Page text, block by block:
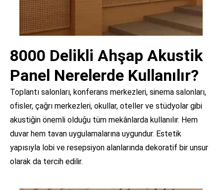
8000 Delikli Ahşap Akustik
Panel Nerelerde Kullanılır?
Toplantı salonları, konferans merkezleri, sinema salonları,
ofisler, çağrı merkezleri, okullar, oteller ve stüdyolar gibi
akustiğin önemli olduğu tüm mekânlarda kullanılır. Hem
duvar hem tavan uygulamalarına uygundur. Estetik
yapısıyla lobi ve resepsiyon alanlarında dekoratif bir unsur
olarak da tercih edilir.